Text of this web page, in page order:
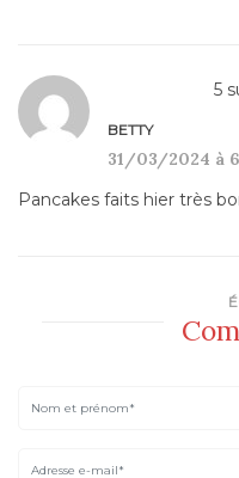
5
BETTY
31/03/2024 à
Pancakes faits hier très